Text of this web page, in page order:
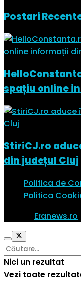
Postari
spațiu online
StiriCJ.ro
din județul Cluj
Politica de
Politica
Eranews.ro
Nici un rezultat
Vezi toate